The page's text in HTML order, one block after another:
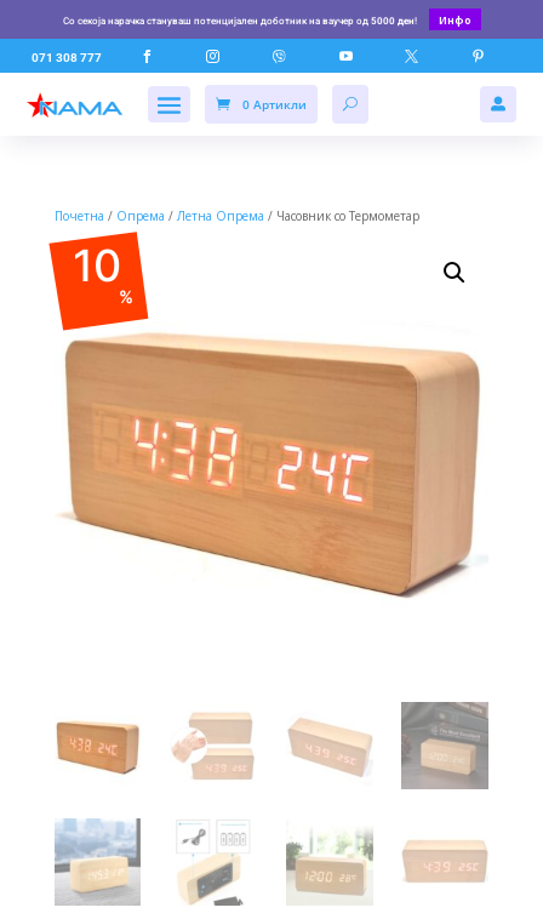
Со секоја нарачка стануваш потенцијален доботник на ваучер од 5000 ден! Инфо
071 308 777      
0 Артикли 
Почетна / Опрема /Летна Опрема / Часовник со Термометар
10
%